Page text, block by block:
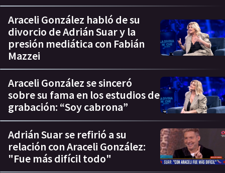
Araceli González habló de su
divorcio de Adrián Suar y la
presión mediática con Fabián
Mazzei
Araceli González se sinceró
sobre su fama en los estudios de
grabación: “Soy cabrona”
Adrián Suar se refirió a su
relación con Araceli González:
"Fue más difícil todo"